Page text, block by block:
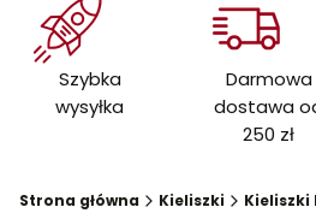
Szybka
wysyłka
Darmowa
dostawa
250 zł
Strona główna Kieliszki